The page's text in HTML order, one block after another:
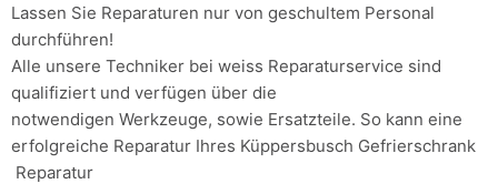
Lassen Sie Reparaturen nur von geschultem Personal
durchführen!
Alle unsere Techniker bei weiss Reparaturservice sind
qualifiziert und verfügen über die
notwendigen Werkzeuge, sowie Ersatzteile. So kann eine
erfolgreiche Reparatur Ihres Küppersbusch Gefrierschrank
Reparatur